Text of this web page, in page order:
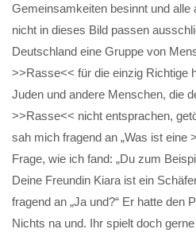
Gemeinsamkeiten besinnt und alle
nicht in dieses Bild passen
Deutschland eine Gruppe von
>>Rasse<< für die einzig Richtige
Juden und andere Menschen, die
>>Rasse<< nicht entsprachen,
sah mich fragend an „Was ist eine
Frage, wie ich fand: „Du zum
Deine Freundin Kiara ist ein
fragend an „Ja und?“ Er hatte den
Nichts na und. Ihr spielt doch